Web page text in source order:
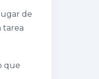
de
tarea
que